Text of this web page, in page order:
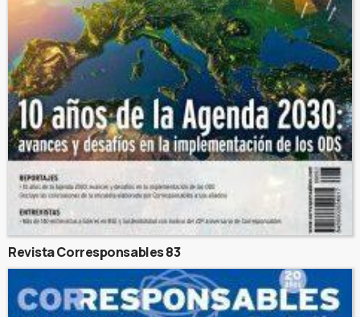
Revista Corresponsables 83